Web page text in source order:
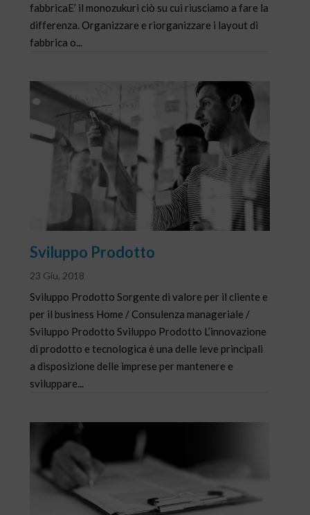
fabbricaE’ il monozukuri ciò su cui riusciamo a fare la
differenza. Organizzare e riorganizzare i layout di
fabbrica o...
Sviluppo Prodotto
23 Giu, 2018
Sviluppo Prodotto Sorgente di valore per il cliente e
per il business Home / Consulenza manageriale /
Sviluppo Prodotto Sviluppo Prodotto L’innovazione
di prodotto e tecnologica è una delle leve principali
a disposizione delle imprese per mantenere e
sviluppare...